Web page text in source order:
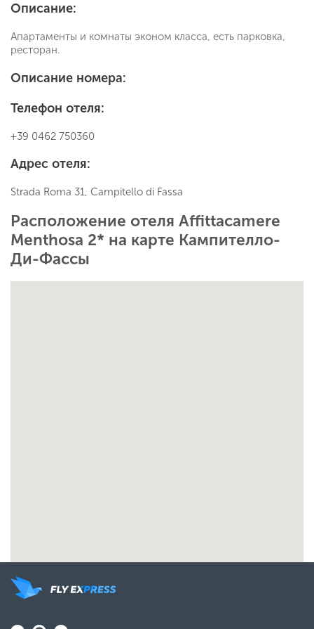
Описание:
Апартаменты и комнаты эконом класса, есть парковка,
ресторан.
Описание номера:
Телефон отеля:
+39 0462 750360
Адрес отеля:
Strada Roma 31, Campitello di Fassa
Расположение отеля Affittacamere
Menthosa 2* на карте Кампителло-
Ди-Фассы